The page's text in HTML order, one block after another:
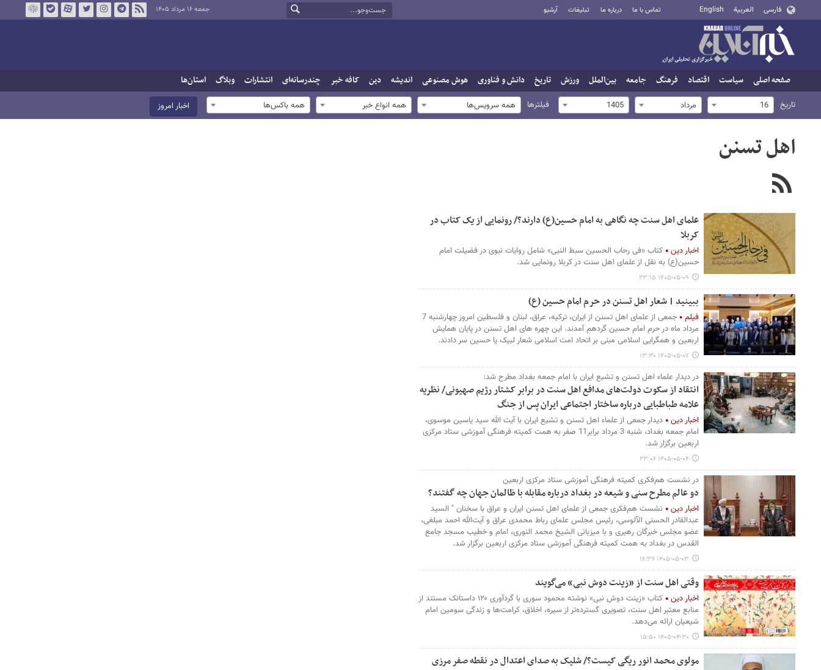
فارسی العربية English تماس با ما درباره ما تبلیغات آرشیو جمعه ۱۶ مرداد ۱۴۰۵
صفحه اصلی سیاست اقتصاد فرهنگ جامعه بین‌الملل ورزش تاریخ دانش و فناوری هوش مصنوعی اندیشه دین کافه خبر چندرسانه‌ای انتشارات وبلاگ استان‌ها
تاریخ 16 مرداد 1405 فیلترها همه سرویس‌ها همه انواع خبر همه باکس‌ها اخبار امروز
اهل تسنن
علمای اهل سنت چه نگاهی به امام حسین(ع) دارند؟/ رونمایی از یک کتاب در
کربلا
اخبار دین
کتاب «فی رحاب الحسین سبط النبی» شامل روایات نبوی در فضیلت امام
حسین(ع) به نقل از علمای اهل سنت در کربلا رونمایی شد.
۱۴۰۵-۰۵-۰۹ ۲۳:۱۵
ببینید | شعار اهل تسنن در حرم امام حسین (ع)
فیلم
جمعی از علمای اهل تسنن از ایران، ترکیه، عراق، لبنان و فلسطین امروز چهارشنبه 7
مرداد ماه در حرم امام حسین گردهم آمدند. این چهره های اهل تسنن در پایان همایش
اربعین و همگرایی اسلامی مبنی بر اتحاد امت اسلامی شعار لبیک یا حسین سر دادند.
۱۴۰۵-۰۵-۰۷ ۱۳:۳۰
در دیدار علماء اهل تسنن و تشیع ایران با امام جمعه بغداد مطرح شد:
انتقاد از سکوت دولت‌های مدافع اهل سنت در برابر کشتار رژیم صهیونی/ نظریه
علامه طباطبایی درباره ساختار اجتماعی ایران پس از جنگ
اخبار دین
دیدار جمعی از علماء اهل تسنن و تشیع ایران با آیت الله سید یاسین موسوی،
امام جمعه بغداد، شنبه 3 مرداد برابر11 صفر به همت کمیته فرهنگی آموزشی ستاد مرکزی
اربعین برگزار شد.
۱۴۰۵-۰۵-۰۴ ۲۳:۰۶
در نشست هم‌فکری کمیته فرهنگی آموزشی ستاد مرکزی اربعین
دو عالم مطرح سنی و شیعه در بغداد درباره مقابله با ظالمان جهان چه گفتند؟
اخبار دین
نشست هم‌فکری جمعی از علمای اهل تسنن ایران و عراق با سخنان " السید
عبدالقادر الحسنی الآلوسی، رئیس مجلس علمای رباط محمدی عراق و آیت‌الله احمد مبلغی،
عضو مجلس خبرگان رهبری و با میزبانی الشیخ محمد النوری، امام و خطیب مسجد جامع
القدس در بغداد به همت کمیته فرهنگی آموزشی ستاد مرکزی اربعین برگزار شد.
۱۴۰۵-۰۵-۰۳ ۱۶:۳۶
وقتی اهل سنت از «زینت دوش نبی» می‌گویند
اخبار دین
کتاب «زینت دوش نبی» نوشته محمود سوری با گردآوری ۱۲۰ داستانک مستند از
منابع معتبر اهل سنت، تصویری گسترده‌تر از سیره، اخلاق، کرامت‌ها و زندگی سومین امام
شیعیان ارائه می‌دهد.
۱۴۰۵-۰۴-۳۰ ۱۵:۵۰
مولوی محمد انور ریگی کیست؟/ شلیک به صدای اعتدال در نقطه صفر مرزی